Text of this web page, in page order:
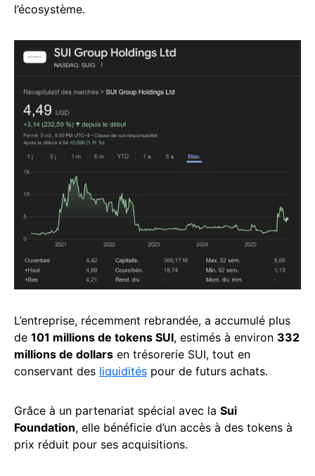
l’écosystème.
L’entreprise, récemment rebrandée, a accumulé plus
de 101 millions de tokens SUI, estimés à environ 332
millions de dollars en trésorerie SUI, tout en
conservant des liquidités pour de futurs achats.
Grâce à un partenariat spécial avec la Sui
Foundation, elle bénéficie d’un accès à des tokens à
prix réduit pour ses acquisitions.